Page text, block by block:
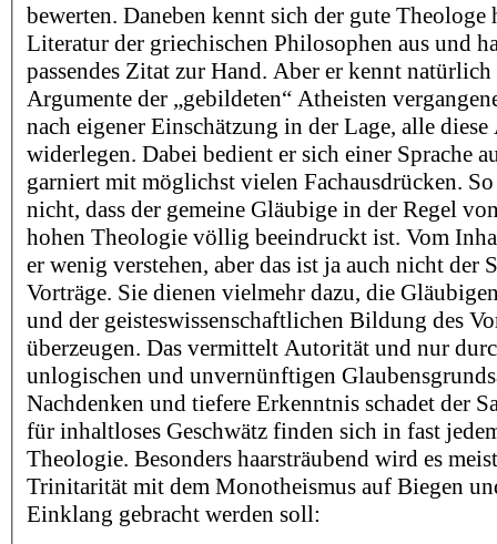
bewerten. Daneben kennt sich der gute
Literatur der griechischen Philosophen aus und
passendes Zitat zur Hand. Aber er kennt natürlich
Argumente der „gebildeten“ Atheisten
nach eigener Einschätzung in der Lage, alle
widerlegen. Dabei bedient er sich einer Sprache
garniert mit möglichst vielen Fachausdrücken.
nicht, dass der gemeine Gläubige in der Regel
hohen Theologie völlig beeindruckt ist. Vom
er wenig verstehen, aber das ist ja auch nicht der
Vorträge. Sie dienen vielmehr dazu, die
und der geisteswissenschaftlichen Bildung des
überzeugen. Das vermittelt Autorität und nur
unlogischen und unvernünftigen
Nachdenken und tiefere Erkenntnis schadet der
für inhaltloses Geschwätz finden sich in fast
Theologie. Besonders haarsträubend wird es
Trinitarität mit dem Monotheismus auf Biegen
Einklang gebracht werden soll: